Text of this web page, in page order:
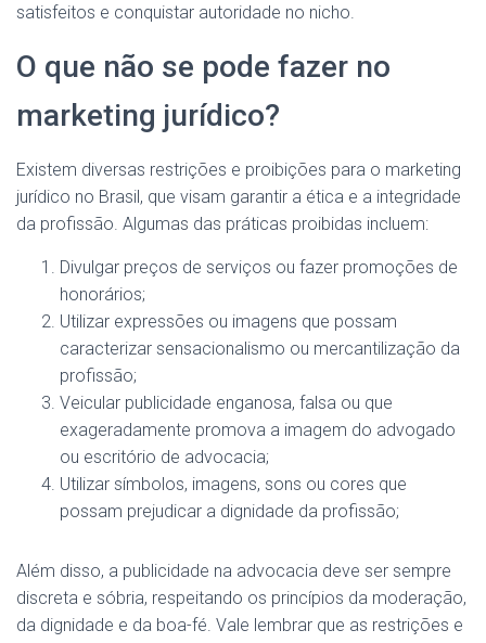
satisfeitos e conquistar autoridade no nicho.
O que não se pode fazer no
marketing jurídico?
Existem diversas restrições e proibições para o marketing
jurídico no Brasil, que visam garantir a ética e a integridade
da profissão. Algumas das práticas proibidas incluem:
Divulgar preços de serviços ou fazer promoções de
honorários;
Utilizar expressões ou imagens que possam
caracterizar sensacionalismo ou mercantilização da
profissão;
Veicular publicidade enganosa, falsa ou que
exageradamente promova a imagem do advogado
ou escritório de advocacia;
Utilizar símbolos, imagens, sons ou cores que
possam prejudicar a dignidade da profissão;
Além disso, a publicidade na advocacia deve ser sempre
discreta e sóbria, respeitando os princípios da moderação,
da dignidade e da boa-fé. Vale lembrar que as restrições e